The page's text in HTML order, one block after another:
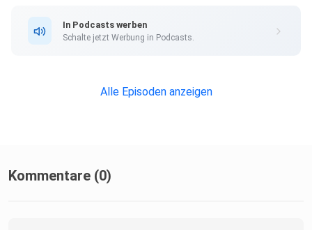
In Podcasts werben
Schalte jetzt Werbung in Podcasts.
Alle Episoden anzeigen
Kommentare (0)